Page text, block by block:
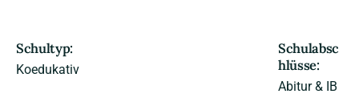
Schultyp:
Koedukativ
Schulabsc
hlüsse:
Abitur & IB